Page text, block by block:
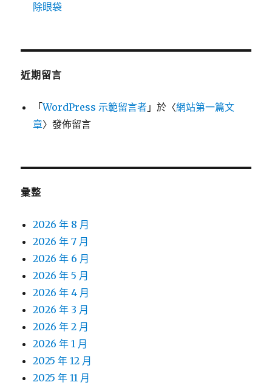
除眼袋
近期留言
「WordPress 示範留言者 」於〈網站第一篇文
章〉發佈留言
彙整
2026 年 8 月
2026 年 7 月
2026 年 6 月
2026 年 5 月
2026 年 4 月
2026 年 3 月
2026 年 2 月
2026 年 1 月
2025 年 12 月
2025 年 11 月